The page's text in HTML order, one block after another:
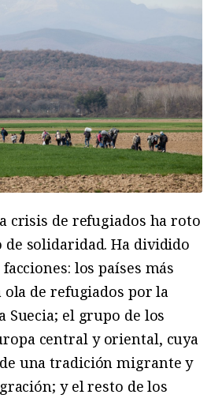
crisis de refugiados ha roto
de solidaridad. Ha dividido
los países más
ola de refugiados por la
Suecia; el grupo de los
central y oriental, cuya
una tradición migrante y
y el resto de los